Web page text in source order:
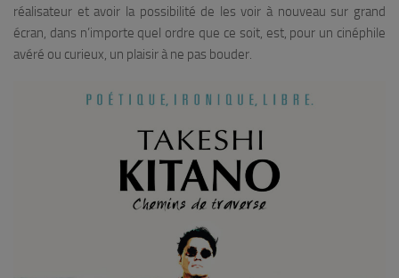
réalisateur et avoir la possibilité de les voir à nouveau sur grand
écran, dans n’importe quel ordre que ce soit, est, pour un cinéphile
avéré ou curieux, un plaisir à ne pas bouder.